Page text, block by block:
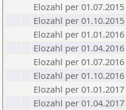
Elozahl per 01.07.2015
Elozahl per 01.10.2015
Elozahl per 01.01.2016
Elozahl per 01.04.2016
Elozahl per 01.07.2016
Elozahl per 01.10.2016
Elozahl per 01.01.2017
Elozahl per 01.04.2017